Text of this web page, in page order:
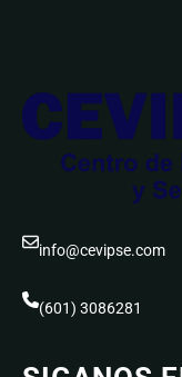
info@cevipse.com
(601) 3086281